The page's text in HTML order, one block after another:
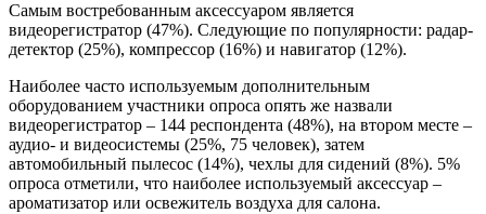
Самым востребованным аксессуаром является
видеорегистратор (47%). Следующие по популярности: радар-
детектор (25%), компрессор (16%) и навигатор (12%).
Наиболее часто используемым дополнительным
оборудованием участники опроса опять же назвали
видеорегистратор – 144 респондента (48%), на втором месте –
аудио- и видеосистемы (25%, 75 человек), затем
автомобильный пылесос (14%), чехлы для сидений (8%). 5%
опроса отметили, что наиболее используемый аксессуар –
ароматизатор или освежитель воздуха для салона.